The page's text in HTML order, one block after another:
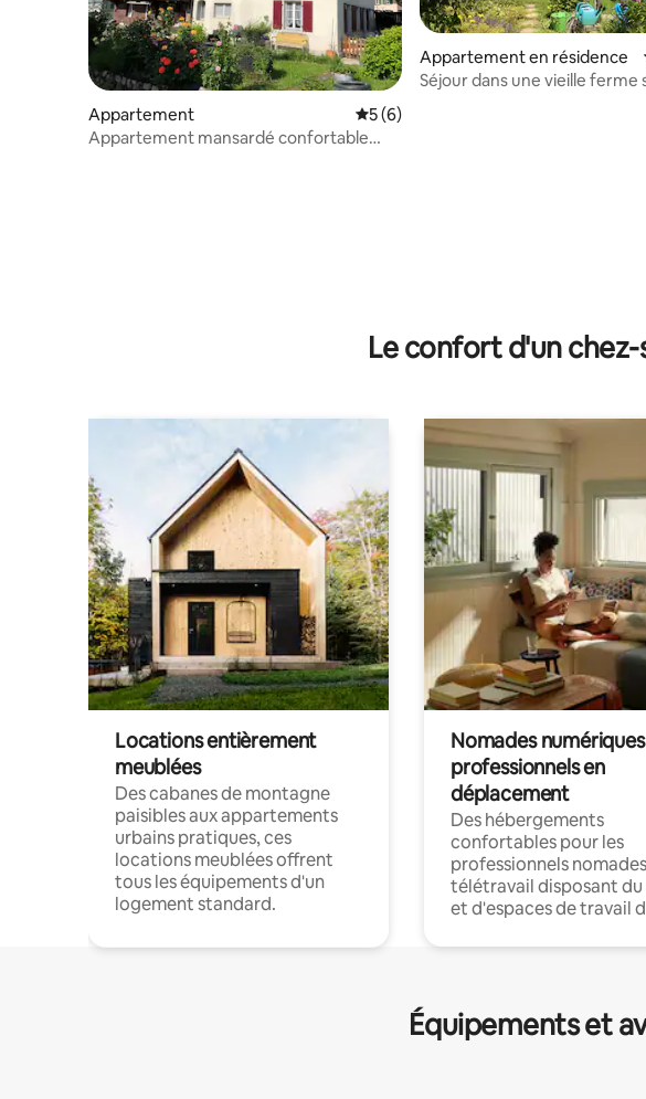
Appartement Évaluation moyenne sur la base de 6
5 (6)
Appartement mansardé confortable
Appartement en résidence
Séjour dans une vieille ferme
Le confort d'un
Locations entièrement
meublées
Des cabanes de montagne
paisibles aux appartements
urbains pratiques, ces
locations meublées offrent
tous les équipements d'un
logement standard.
Nomades
professionnels en
déplacement
Des hébergements
confortables pour les
professionnels
télétravail disposant
et d'espaces de travail
Équipements et